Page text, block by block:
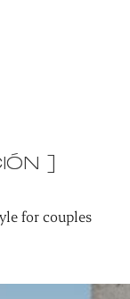
]
for couples